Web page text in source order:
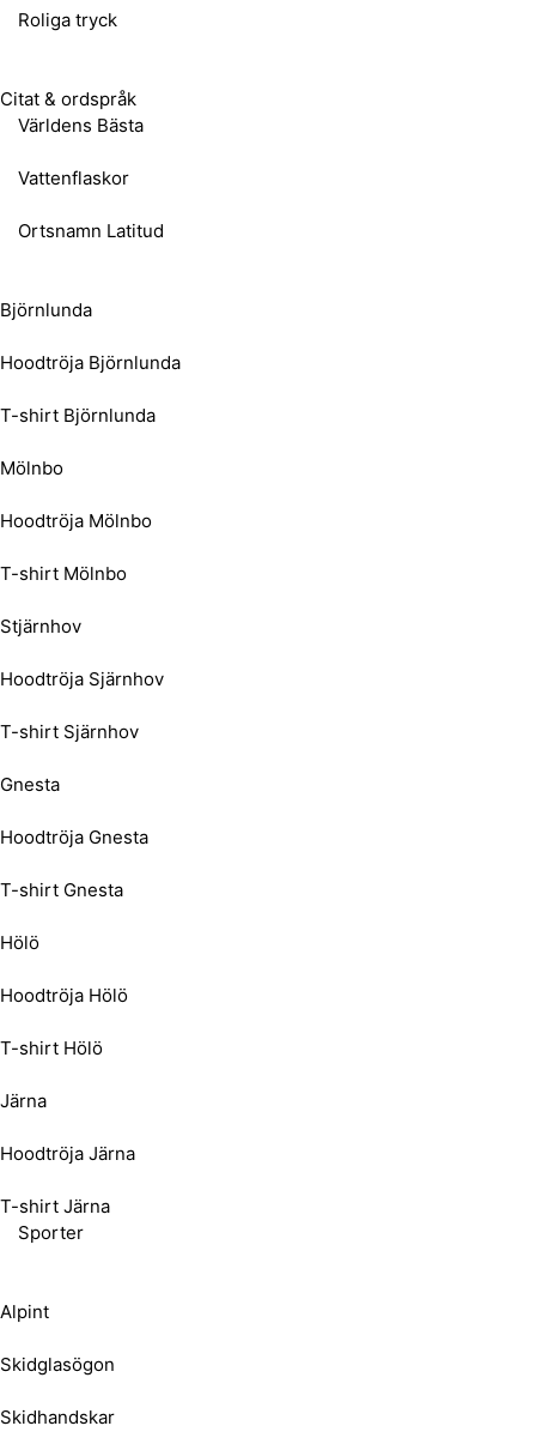
Roliga tryck
Citat & ordspråk
Världens Bästa
Vattenflaskor
Ortsnamn Latitud
Björnlunda
Hoodtröja Björnlunda
T-shirt Björnlunda
Mölnbo
Hoodtröja Mölnbo
T-shirt Mölnbo
Stjärnhov
Hoodtröja Sjärnhov
T-shirt Sjärnhov
Gnesta
Hoodtröja Gnesta
T-shirt Gnesta
Hölö
Hoodtröja Hölö
T-shirt Hölö
Järna
Hoodtröja Järna
T-shirt Järna
Sporter
Alpint
Skidglasögon
Skidhandskar